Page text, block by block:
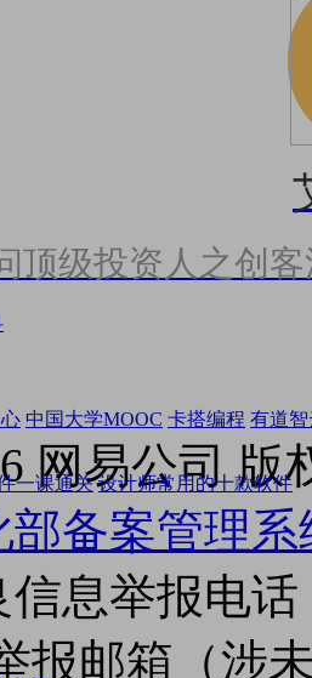
一课通关 设计师常用的十款软件
顶级投资人之创
中国大学MOOC 卡搭编程 有道智
网易公司 版
备案管理系
息举报电
报邮箱（涉